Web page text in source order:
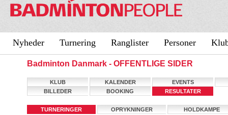
Nyheder Turnering Ranglister Personer
Badminton Danmark - OFFENTLIGE SIDER
KLUB KALENDER
EVENTS
BILLEDER
BOOKING RESULTATER
TURNERINGER OPRYKNINGER HOLDKAMPE